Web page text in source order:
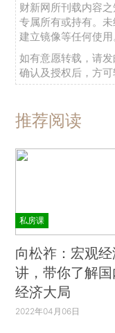
财新网所刊载内容
专属所有或持有。
建立镜像等任何使用
如有意愿转载，请
确认及授权后，方可
推荐阅读
私房课
向松祚：宏观
讲，带你了解
经济大局
2022年04月06日